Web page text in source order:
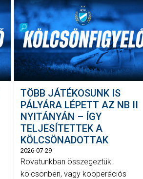
TÖBB JÁTÉKOSUNK IS
PÁLYÁRA LÉPETT AZ NB II
NYITÁNYÁN – ÍGY
TELJESÍTETTEK A
KÖLCSÖNADOTTAK
2026-07-29
Rovatunkban összegeztük
kölcsönben, vagy kooperációs